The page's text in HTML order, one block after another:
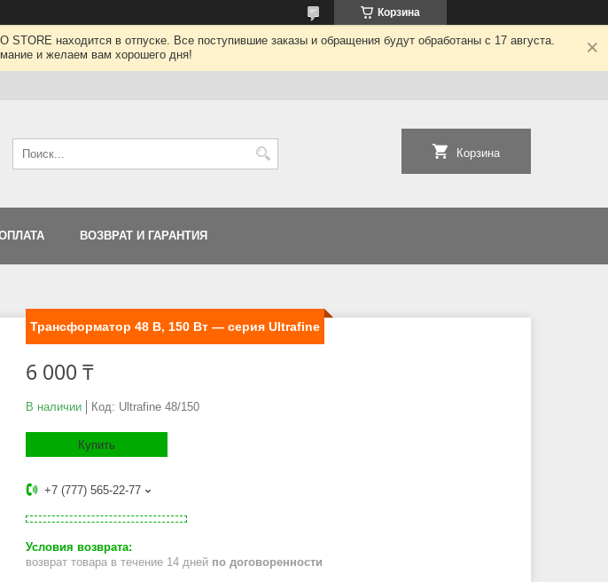
Корзина
находится в отпуске. Все поступившие заказы и обращения будут обработаны с 17 августа.
и желаем вам хорошего дня!
Корзина
ВОЗВРАТ И ГАРАНТИЯ
Трансформатор 48 В, 150 Вт — серия Ultrafine
6 000 ₸
В наличии Код: Ultrafine 48/150
Купить
+7 (777) 565-22-77
возврат товара в течение 14 дней по договоренности